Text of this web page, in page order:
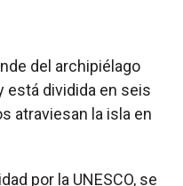
del archipiélago
está dividida en seis
atraviesan la isla en
por la UNESCO, se